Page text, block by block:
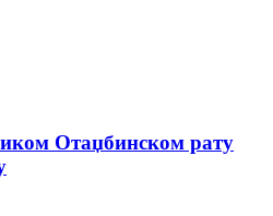
Отаџбинском рату